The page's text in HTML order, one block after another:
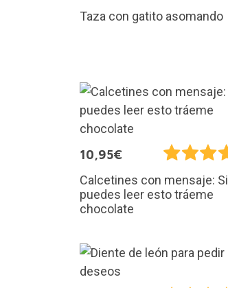
Taza con gatito asomando
10,95€
Calcetines con mensaje: Si
puedes leer esto tráeme
chocolate